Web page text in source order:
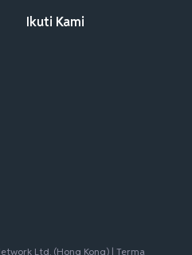
Ikuti Kami
Ltd. (Hong Kong) | Terma